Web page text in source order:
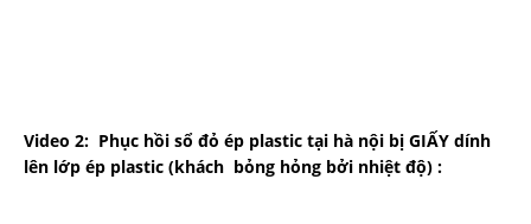
Video 2: Phục hồi sổ đỏ ép plastic tại hà nội bị GIẤY dính
lên lớp ép plastic (khách bỏng hỏng bởi nhiệt độ) :